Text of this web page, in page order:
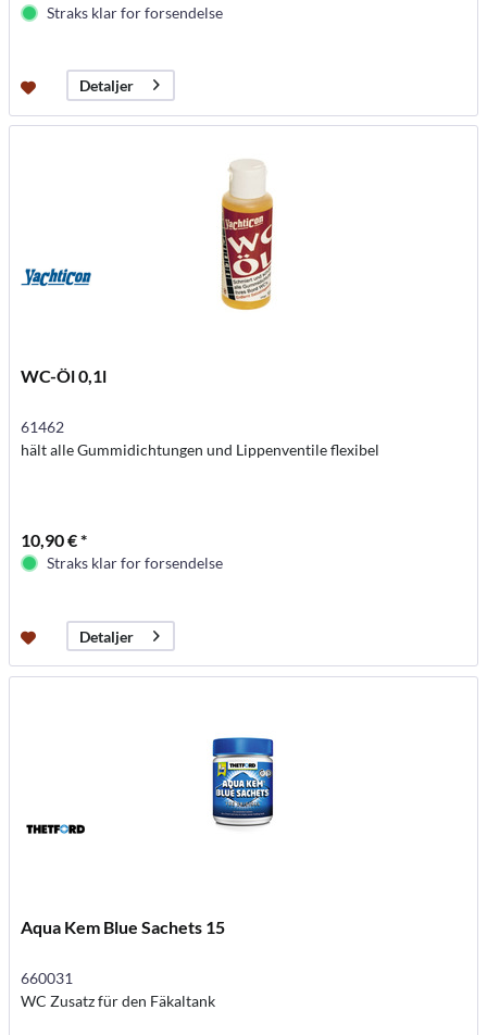
Straks klar for forsendelse
Detaljer
WC-Öl 0,1l
61462
hält alle Gummidichtungen und Lippenventile flexibel
10,90 € *
Straks klar for forsendelse
Detaljer
Aqua Kem Blue Sachets 15
660031
WC Zusatz für den Fäkaltank